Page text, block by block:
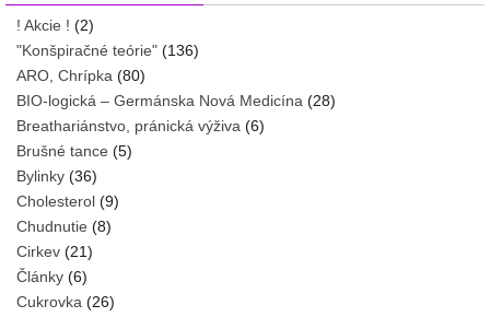
! Akcie ! (2)
"Konšpiračné teórie" (136)
ARO, Chrípka (80)
BIO-logická – Germánska Nová Medicína (28)
Breathariánstvo, pránická výživa (6)
Brušné tance (5)
Bylinky (36)
Cholesterol (9)
Chudnutie (8)
Cirkev (21)
Články (6)
Cukrovka (26)